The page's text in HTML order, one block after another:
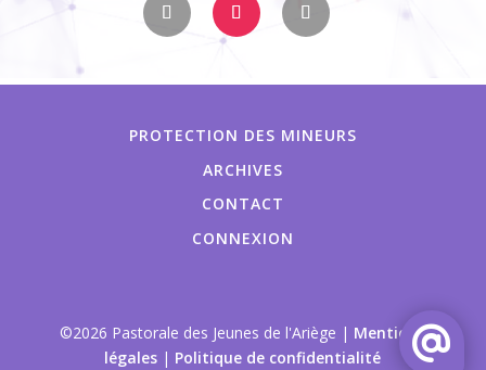
PROTECTION DES MINEURS
ARCHIVES
CONTACT
CONNEXION
©2026 Pastorale des Jeunes de l'Ariège | Mentions
légales | Politique de confidentialité